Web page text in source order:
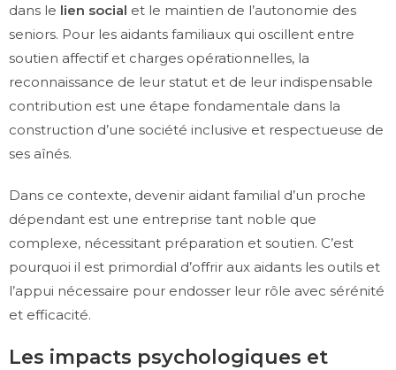
dans le lien social et le maintien de l’autonomie des
seniors. Pour les aidants familiaux qui oscillent entre
soutien affectif et charges opérationnelles, la
reconnaissance de leur statut et de leur indispensable
contribution est une étape fondamentale dans la
construction d’une société inclusive et respectueuse de
ses aînés.
Dans ce contexte, devenir aidant familial d’un proche
dépendant est une entreprise tant noble que
complexe, nécessitant préparation et soutien. C’est
pourquoi il est primordial d’offrir aux aidants les outils et
l’appui nécessaire pour endosser leur rôle avec sérénité
et efficacité.
Les impacts psychologiques et